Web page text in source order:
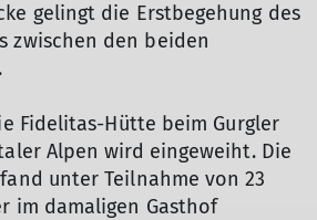
gelingt die Erstbegehung des
zwischen den beiden
Fidelitas-Hütte beim Gurgler
Alpen wird eingeweiht. Die
unter Teilnahme von 23
im damaligen Gasthof